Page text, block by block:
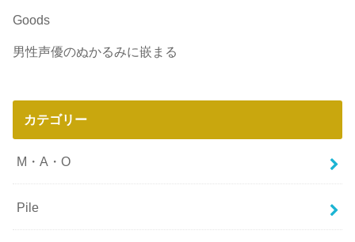
Goods
男性声優のぬかるみに嵌まる
カテゴリー
M・A・O
Pile